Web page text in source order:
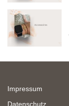
Impressum
Datenschutz